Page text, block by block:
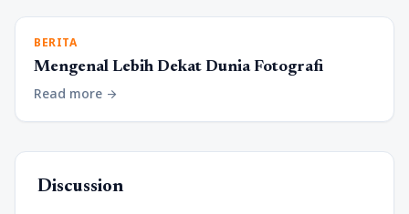
BERITA
Mengenal Lebih Dekat Dunia Fotografi
Read more arrow_forward
Discussion